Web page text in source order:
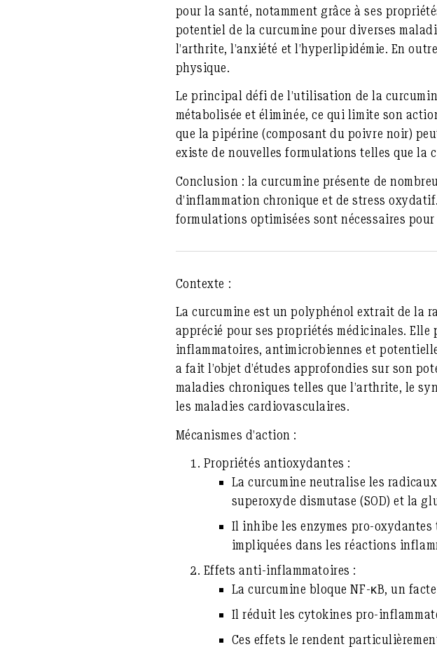
pour la santé, notamment grâce à ses
potentiel de la curcumine pour diverses
l’arthrite, l’anxiété et l’hyperlipidémie. En
physique.
Le principal défi de l’utilisation de la
métabolisée et éliminée, ce qui limite son
que la pipérine (composant du poivre noir)
existe de nouvelles formulations telles que la
Conclusion : la curcumine présente de
d’inflammation chronique et de stress
formulations optimisées sont nécessaires
Contexte :
La curcumine est un polyphénol extrait de la
apprécié pour ses propriétés médicinales.
inflammatoires, antimicrobiennes et
a fait l’objet d’études approfondies sur son
maladies chroniques telles que l’arthrite, le
les maladies cardiovasculaires.
Mécanismes d’action :
Propriétés antioxydantes :
La curcumine neutralise les
superoxyde dismutase (SOD) et la
Il inhibe les enzymes pro-
impliquées dans les réactions
Effets anti-inflammatoires :
La curcumine bloque NF-κB, un
Il réduit les cytokines pro-
Ces effets le rendent